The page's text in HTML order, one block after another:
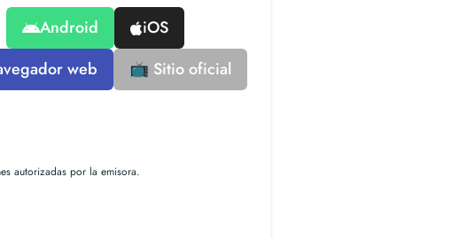
Android
iOS
web
📺 Sitio oficial
autorizadas por la emisora.